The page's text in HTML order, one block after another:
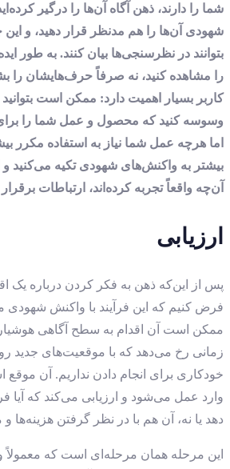
شما را دارند، ذهن آگاه آن‌ها را درگیر
شهودی آن‌ها را هم مدنظر قرار دهید، و
بتوانند در نظرسنجی‌ها بیان کنند. به طور
را مشاهده کنید، نه صرفاً حرف‌هایشان را
کاربر بسیار اهمیت دارد: ممکن است
وسوسه کنید که محصول و عمل شما را برای
اما هرچه عمل شما نیاز به استفاده مکرر
بیشتر به واکنش‌های شهودی تکیه می‌کنید
آن‌چه واقعاً تجربه کرده‌اند، ارتباطات
ارزیابی
پس از این‌که ذهن به فکر کردن درباره یک
فرض کنیم که این فرآیند با واکنش شهودی
ممکن است آن اقدام به سطح آگاهی
زمانی رخ می‌دهد که با موقعیت‌های جدید
خودکاری برای انجام دادن نداریم. آن
وارد عمل می‌شود و ارزیابی می‌کند که آیا فرد
دهد یا نه، آن هم با در نظر گرفتن هزینه‌ها
این مرحله همان مرحله‌ای است که معمولاً